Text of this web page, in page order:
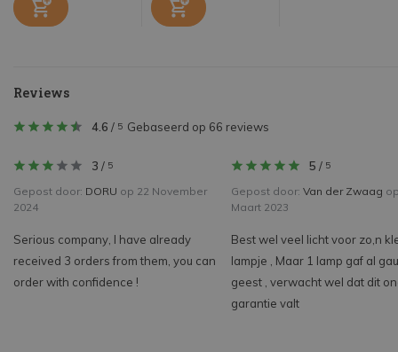
Reviews
4.6 / 5 Gebaseerd op 66 reviews
3 / 5
Gepost door: DORU op 22 November
2024
Serious company, I have already
received 3 orders from them, you can
order with confidence !
5 / 5
Gepost door: Van der Zwaag
Maart 2023
Best wel veel licht voor zo,n
lampje , Maar 1 lamp gaf al
geest , verwacht wel dat dit
garantie valt